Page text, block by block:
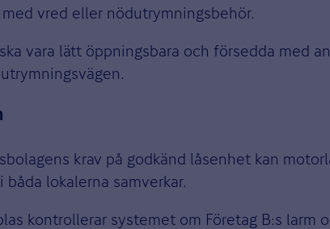
vred eller nödutrymningsbehör.
vara lätt öppningsbara och försedda med
krav på godkänd låsenhet kan
lokalerna samverkar.
kontrollerar systemet om Företag B:s larm